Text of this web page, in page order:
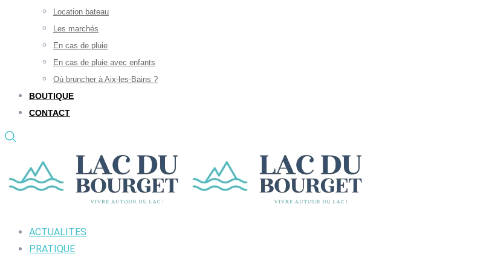
Location bateau
Les marchés
En cas de pluie
En cas de pluie avec enfants
Où bruncher à Aix-les-Bains ?
BOUTIQUE
CONTACT
ACTUALITES
PRATIQUE